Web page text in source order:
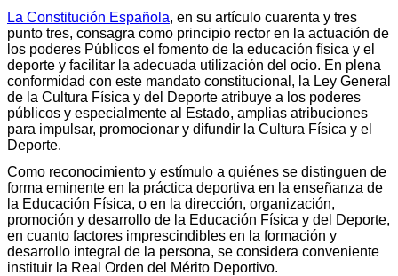
La Constitución Española, en su artículo cuarenta y tres
punto tres, consagra como principio rector en la actuación de
los poderes Públicos el fomento de la educación física y el
deporte y facilitar la adecuada utilización del ocio. En plena
conformidad con este mandato constitucional, la Ley General
de la Cultura Física y del Deporte atribuye a los poderes
públicos y especialmente al Estado, amplias atribuciones
para impulsar, promocionar y difundir la Cultura Física y el
Deporte.
Como reconocimiento y estímulo a quiénes se distinguen de
forma eminente en la práctica deportiva en la enseñanza de
la Educación Física, o en la dirección, organización,
promoción y desarrollo de la Educación Física y del Deporte,
en cuanto factores imprescindibles en la formación y
desarrollo integral de la persona, se considera conveniente
instituir la Real Orden del Mérito Deportivo.